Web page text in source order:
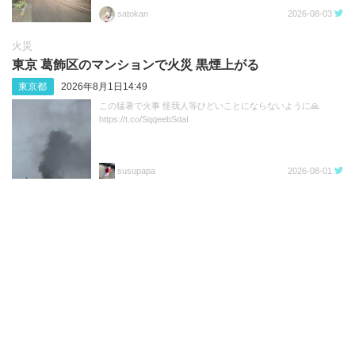
satokan 2026-08-03
火災
東京 葛飾区のマンションで火災 黒煙上がる
東京都 2026年8月1日14:49
この猛暑で火事 怪我人等ひどいことにならないように🙏
https://t.co/SqqeebSdaI
susupapa 2026-08-01